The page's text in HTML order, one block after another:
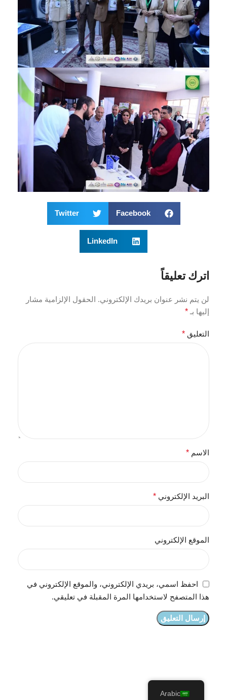
Facebook
Twitter
LinkedIn
اترك تعليقاً
لن يتم نشر عنوان بريدك الإلكتروني. الحقول الإلزامية مشار
إليها بـ *
التعليق *
الاسم *
البريد الإلكتروني *
الموقع الإلكتروني
احفظ اسمي، بريدي الإلكتروني، والموقع الإلكتروني في
هذا المتصفح لاستخدامها المرة المقبلة في تعليقي.
Arabic